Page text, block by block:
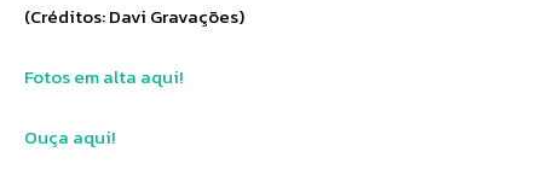
(Créditos: Davi Gravações)
Fotos em alta aqui!
Ouça aqui!